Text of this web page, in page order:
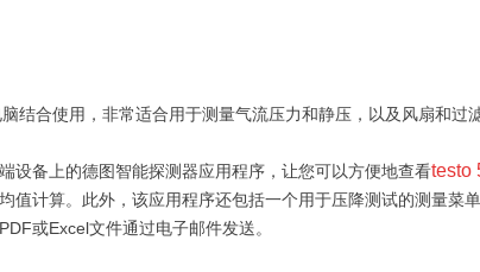
结合使用，非常适合用于测量气流压力和静压，以及风扇和过
设备上的德图智能探测器应用程序，让您可以方便地查看testo
值计算。此外，该应用程序还包括一个用于压降测试的测量菜
或Excel文件通过电子邮件发送。